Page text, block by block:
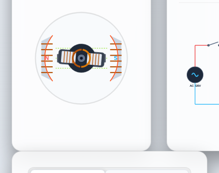
S N
AC 220V